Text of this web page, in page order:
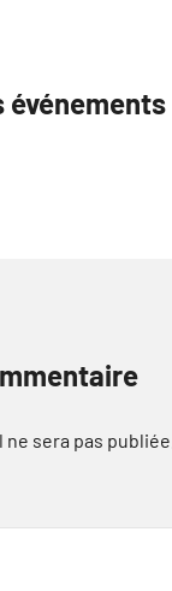
sera pas publiée.